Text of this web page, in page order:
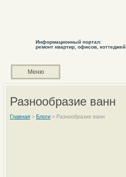
Информационный портал:
ремонт квартир, офисов, коттеджей
Меню
Разнообразие ванн
Главная> Блоги> Разнообразие ванн